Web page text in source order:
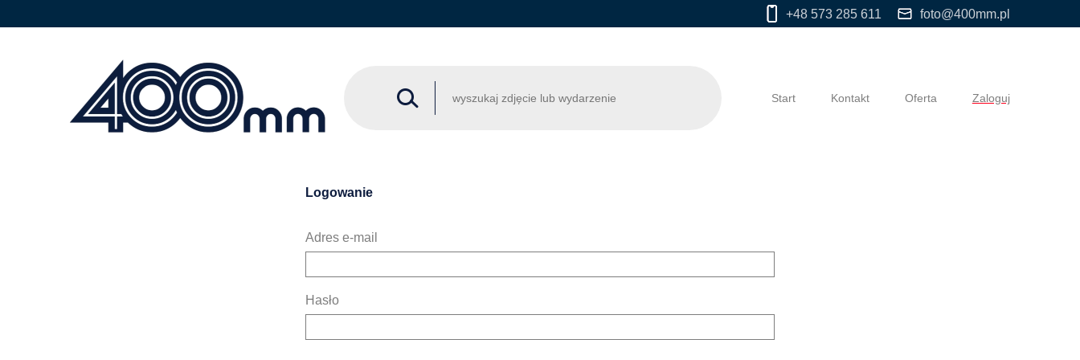
+48 573 285 611 foto@400mm.pl
Start Kontakt Oferta Zaloguj
Logowanie
Adres e-mail
Hasło